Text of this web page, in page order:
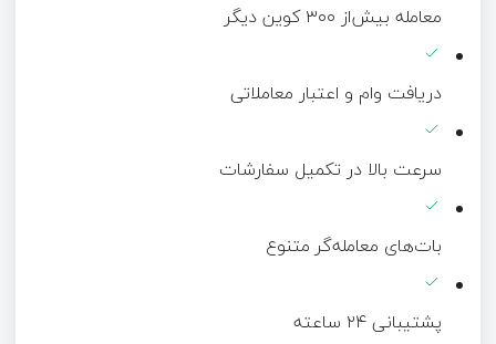
معامله بیش‌از ۳۰۰ کوین دیگر
دریافت وام و اعتبار معاملاتی
سرعت بالا در تکمیل سفارشات
بات‌های معامله‌گر متنوع
پشتیبانی ۲۴ ساعته